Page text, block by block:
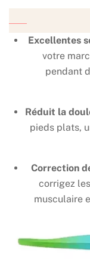
Excellentes
votre
pendant
Réduit la
pieds plats,
Correction
corrigez
musculaire